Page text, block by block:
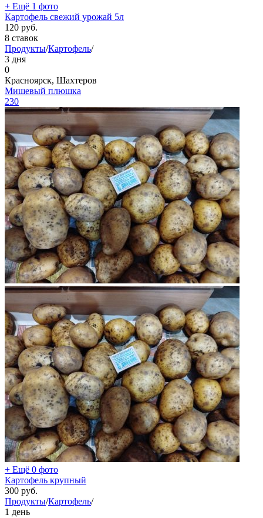
+ Ещё 1 фото
Картофель свежий урожай 5л
120 руб.
8 ставок
Продукты/Картофель/
3 дня
0
Красноярск, Шахтеров
Мишевый плюшка
230
+ Ещё 0 фото
Картофель крупный
300 руб.
Продукты/Картофель/
1 день